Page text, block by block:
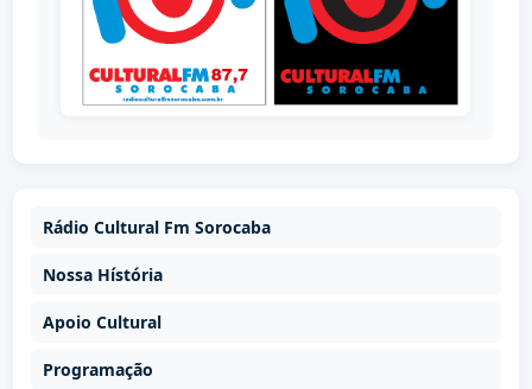
Rádio Cultural Fm Sorocaba
Nossa Hístória
Apoio Cultural
Programação